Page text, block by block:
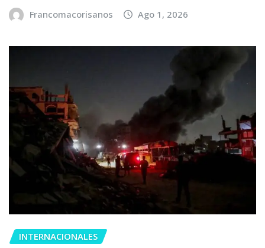
Francomacorisanos Ago 1, 2026
INTERNACIONALES